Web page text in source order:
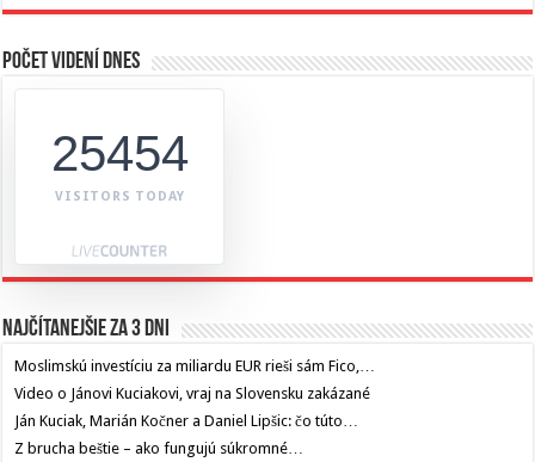
Počet videní dnes
25454
VISITORS TODAY
Najčítanejšie za 3 dni
Moslimskú investíciu za miliardu EUR rieši sám Fico,…
Video o Jánovi Kuciakovi, vraj na Slovensku zakázané
Ján Kuciak, Marián Kočner a Daniel Lipšic: čo túto…
Z brucha beštie – ako fungujú súkromné…